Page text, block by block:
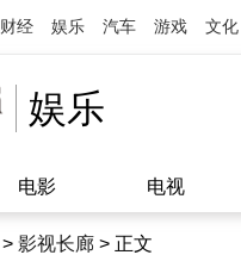
财经 娱乐 汽车 游戏 文化
娱乐
电影 电视
> 影视长廊 > 正文